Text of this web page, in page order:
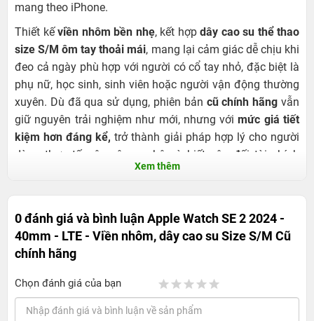
mang theo iPhone.
Thiết kếviền nhôm bền nhẹ, kết hợp dây cao su thể thao
size S/M ôm tay thoải mái, mang lại cảm giác dễ chịu khi
đeo cả ngày phù hợp với người có cổ tay nhỏ, đặc biệt là
phụ nữ, học sinh, sinh viên hoặc người vận động thường
xuyên. Dù đã qua sử dụng, phiên bản cũ chính hãng vẫn
giữ nguyên trải nghiệm như mới, nhưng vớimức giá tiết
kiệm hơn đáng kể, trở thành giải pháp hợp lý cho người
dùng thực tế, yêu công nghệ và biết cân đối tài chính
Xem thêm
0 đánh giá và bình luậnApple Watch SE 2 2024 -
40mm - LTE - Viền nhôm, dây cao su Size S/M Cũ
chính hãng
Chọn đánh giá của bạn